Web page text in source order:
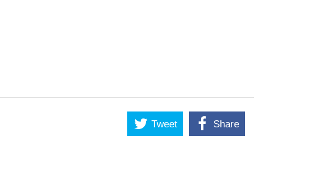
Tweet Share